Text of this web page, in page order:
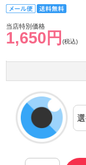
当店特別価格
1,650円 (税込)